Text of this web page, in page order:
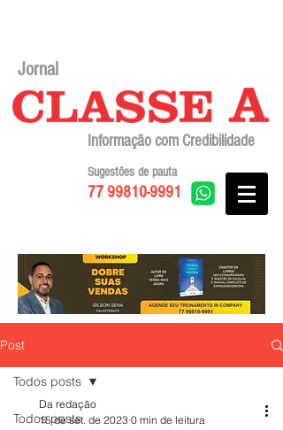
Jornal
Informação com Credibilidade
77 99810-9991
Sugestões de pauta
Post
Todos posts
Todos posts
Da redação
15 de set. de 2023 0 min de leitura